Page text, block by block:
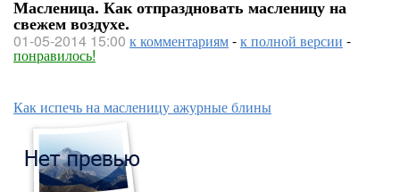
Масленица. Как отпраздновать масленицу на
свежем воздухе.
01-05-2014 15:00 к комментариям-к полной версии -
понравилось!
Как испечь на масленицу ажурные блины